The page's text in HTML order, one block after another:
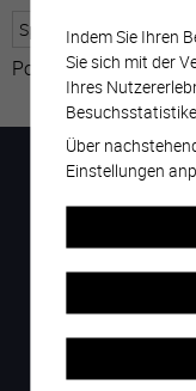
Powered by
Case postale 96
3960 Sierre
Indem Sie Ihren
Sie sich mit der
Ihres
Über
Einstellungen